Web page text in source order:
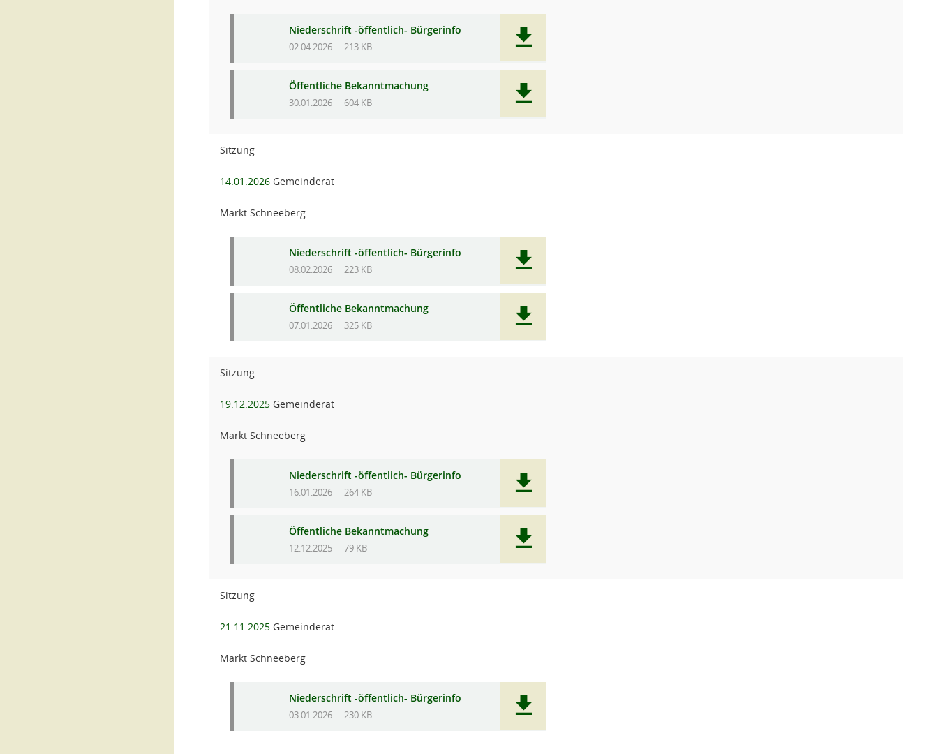
Niederschrift -öffentlich- Bürgerinfo
02.04.2026 213 KB
Öffentliche Bekanntmachung
30.01.2026 604 KB
Sitzung
14.01.2026 Gemeinderat
Markt Schneeberg
Niederschrift -öffentlich- Bürgerinfo
08.02.2026 223 KB
Öffentliche Bekanntmachung
07.01.2026 325 KB
Sitzung
19.12.2025 Gemeinderat
Markt Schneeberg
Niederschrift -öffentlich- Bürgerinfo
16.01.2026 264 KB
Öffentliche Bekanntmachung
12.12.2025 79 KB
Sitzung
21.11.2025 Gemeinderat
Markt Schneeberg
Niederschrift -öffentlich- Bürgerinfo
03.01.2026 230 KB